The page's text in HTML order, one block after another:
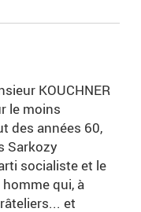
KOUCHNER
le moins
des années 60,
Sarkozy
socialiste et le
qui, à
et